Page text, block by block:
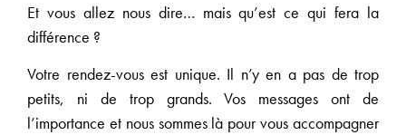
Et vous allez nous dire… mais qu’est ce qui fera la
différence ?
Votre rendez-vous est unique. Il n’y en a pas de trop
petits, ni de trop grands. Vos messages ont de
l’importance et nous sommes là pour vous accompagner